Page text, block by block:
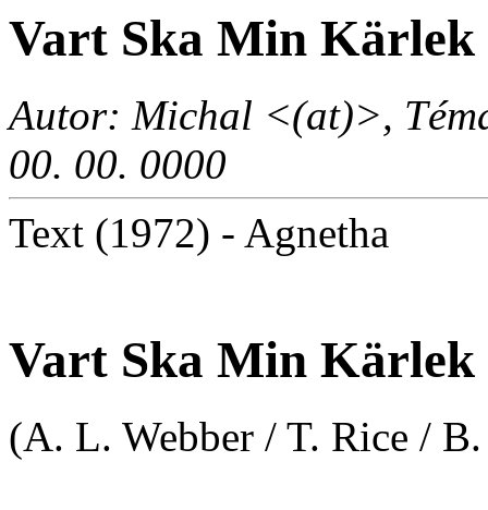
Vart Ska Min Kärlek
Autor: Michal <(at)>,
00. 00. 0000
Text (1972) - Agnetha
Vart Ska Min Kärlek
(A. L. Webber / T. Rice /